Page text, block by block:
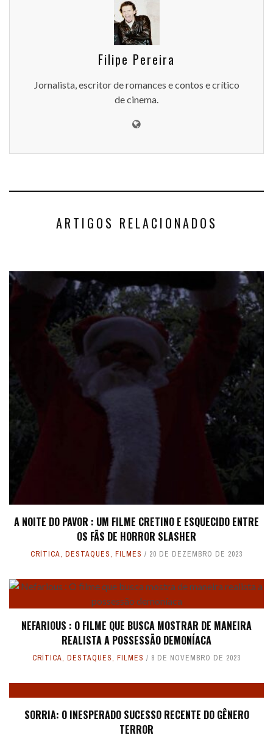
Filipe Pereira
Jornalista, escritor de romances e contos e crítico
de cinema.
ARTIGOS RELACIONADOS
A NOITE DO PAVOR : UM FILME CRETINO E ESQUECIDO ENTRE
OS FÃS DE HORROR SLASHER
CRÍTICA, DESTAQUES, FILMES 20 DE DEZEMBRO DE 2023
NEFARIOUS : O FILME QUE BUSCA MOSTRAR DE MANEIRA
REALISTA A POSSESSÃO DEMONÍACA
CRÍTICA, DESTAQUES, FILMES 8 DE NOVEMBRO DE 2023
SORRIA: O INESPERADO SUCESSO RECENTE DO GÊNERO
TERROR